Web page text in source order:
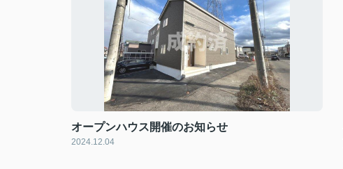
オープンハウス開催のお知らせ
2024.12.04